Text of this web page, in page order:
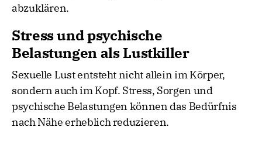
abzuklären.
Stress und psychische
Belastungen als Lustkiller
Sexuelle Lust entsteht nicht allein im Körper,
sondern auch im Kopf. Stress, Sorgen und
psychische Belastungen können das Bedürfnis
nach Nähe erheblich reduzieren.